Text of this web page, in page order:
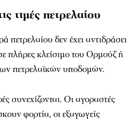
τιμές πετρελαίου
πετρελαίου δεν έχει αντιδράσει
πλήρες κλείσιμο του Ορμούζ ή
πετρελαϊκών υποδομών.
συνεχίζονται. Οι αγοραστές
φορτία, οι εξαγωγείς